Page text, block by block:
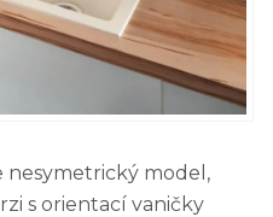
nesymetrický model,
s orientací vaničky